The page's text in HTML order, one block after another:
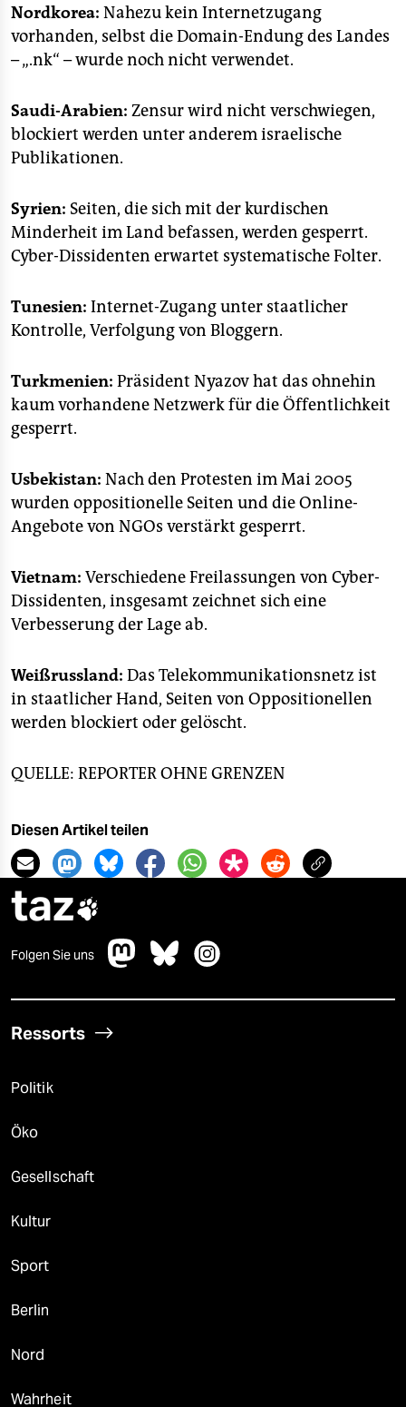
Nordkorea: Nahezu kein Internetzugang
vorhanden, selbst die Domain-Endung des Landes
– „.nk“ – wurde noch nicht verwendet.
Saudi-Arabien: Zensur wird nicht verschwiegen,
blockiert werden unter anderem israelische
Publikationen.
Syrien: Seiten, die sich mit der kurdischen
Minderheit im Land befassen, werden gesperrt.
Cyber-Dissidenten erwartet systematische Folter.
Tunesien: Internet-Zugang unter staatlicher
Kontrolle, Verfolgung von Bloggern.
Turkmenien: Präsident Nyazov hat das ohnehin
kaum vorhandene Netzwerk für die Öffentlichkeit
gesperrt.
Usbekistan: Nach den Protesten im Mai 2005
wurden oppositionelle Seiten und die Online-
Angebote von NGOs verstärkt gesperrt.
Vietnam: Verschiedene Freilassungen von Cyber-
Dissidenten, insgesamt zeichnet sich eine
Verbesserung der Lage ab.
Weißrussland: Das Telekommunikationsnetz ist
in staatlicher Hand, Seiten von Oppositionellen
werden blockiert oder gelöscht.
QUELLE: REPORTER OHNE GRENZEN
Diesen Artikel teilen
taz
Folgen Sie uns
Ressorts
Politik
Öko
Gesellschaft
Kultur
Sport
Berlin
Nord
Wahrheit